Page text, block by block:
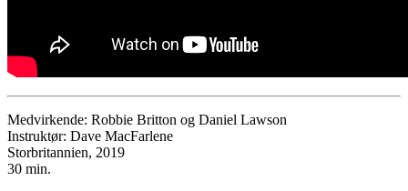
Medvirkende: Robbie Britton og Daniel Lawson
Instruktør: Dave MacFarlene
Storbritannien, 2019
30 min.